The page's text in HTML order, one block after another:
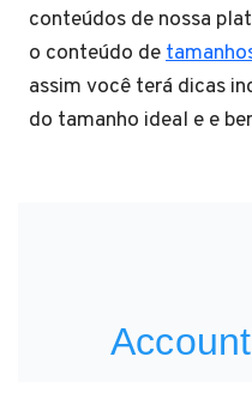
conteúdos de nossa
o conteúdo de
assim você terá dicas
do tamanho ideal e e